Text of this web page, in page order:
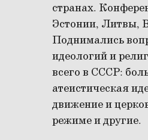
странах.
Эстонии, Литвы,
Поднимались
идеологий и
всего в СССР:
атеистическая
движение и
режиме и другие.